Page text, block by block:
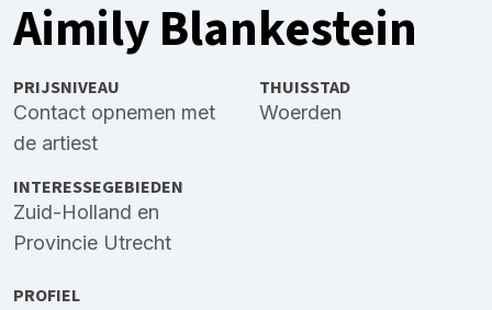
Aimily Blankestein
PRIJSNIVEAU
Contact opnemen met
de artiest
THUISSTAD
Woerden
INTERESSEGEBIEDEN
Zuid-Holland en
Provincie Utrecht
PROFIEL